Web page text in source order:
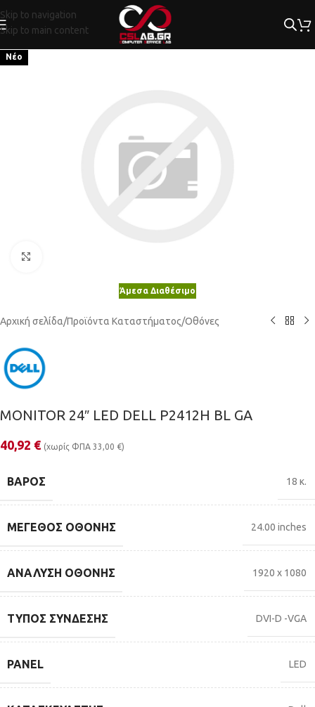
Skip to navigation
Skip to main content
Νέο
Άμεσα Διαθέσιμο
Αρχική σελίδα/Προϊόντα Καταστήματος/Οθόνες
MONITOR 24″ LED DELL P2412H BL GA
40,92 € (χωρίς ΦΠΑ 33,00 €)
ΒΆΡΟΣ 18 κ.
ΜΈΓΕΘΟΣ ΟΘΌΝΗΣ 24.00 inches
ΑΝΆΛΥΣΗ ΟΘΌΝΗΣ 1920 x 1080
ΤΎΠΟΣ ΣΎΝΔΕΣΗΣ DVI-D -VGA
PANEL LED